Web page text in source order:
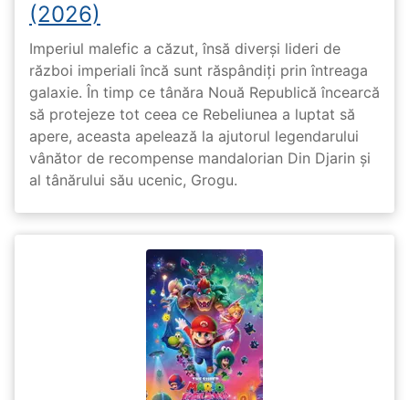
(2026)
Imperiul malefic a căzut, însă diverși lideri de
război imperiali încă sunt răspândiți prin întreaga
galaxie. În timp ce tânăra Nouă Republică încearcă
să protejeze tot ceea ce Rebeliunea a luptat să
apere, aceasta apelează la ajutorul legendarului
vânător de recompense mandalorian Din Djarin și
al tânărului său ucenic, Grogu.